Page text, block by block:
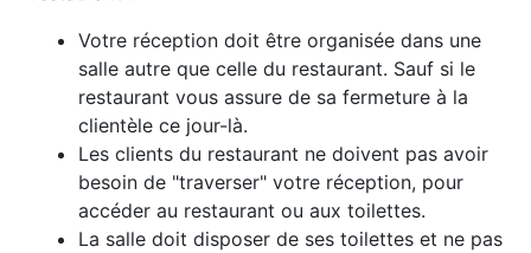
Votre réception doit être organisée dans une
salle autre que celle du restaurant. Sauf si le
restaurant vous assure de sa fermeture à la
clientèle ce jour-là.
Les clients du restaurant ne doivent pas avoir
besoin de "traverser" votre réception, pour
accéder au restaurant ou aux toilettes.
La salle doit disposer de ses toilettes et ne pas